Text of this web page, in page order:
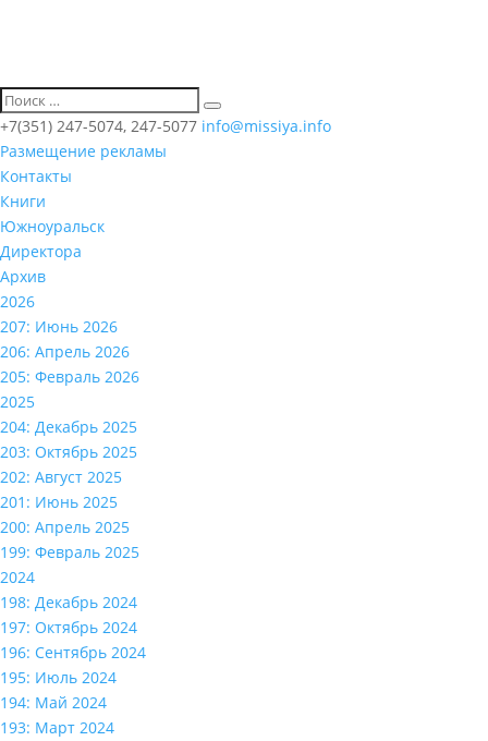
+7(351) 247-5074, 247-5077 info@missiya.info
Размещение рекламы
Контакты
Книги
Южноуральск
Директора
Архив
2026
207: Июнь 2026
206: Апрель 2026
205: Февраль 2026
2025
204: Декабрь 2025
203: Октябрь 2025
202: Август 2025
201: Июнь 2025
200: Апрель 2025
199: Февраль 2025
2024
198: Декабрь 2024
197: Октябрь 2024
196: Сентябрь 2024
195: Июль 2024
194: Май 2024
193: Март 2024